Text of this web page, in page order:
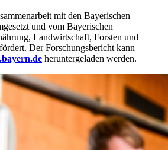
mit den Bayerischen
und vom Bayerischen
Landwirtschaft, Forsten und
Der Forschungsbericht kann
heruntergeladen werden.